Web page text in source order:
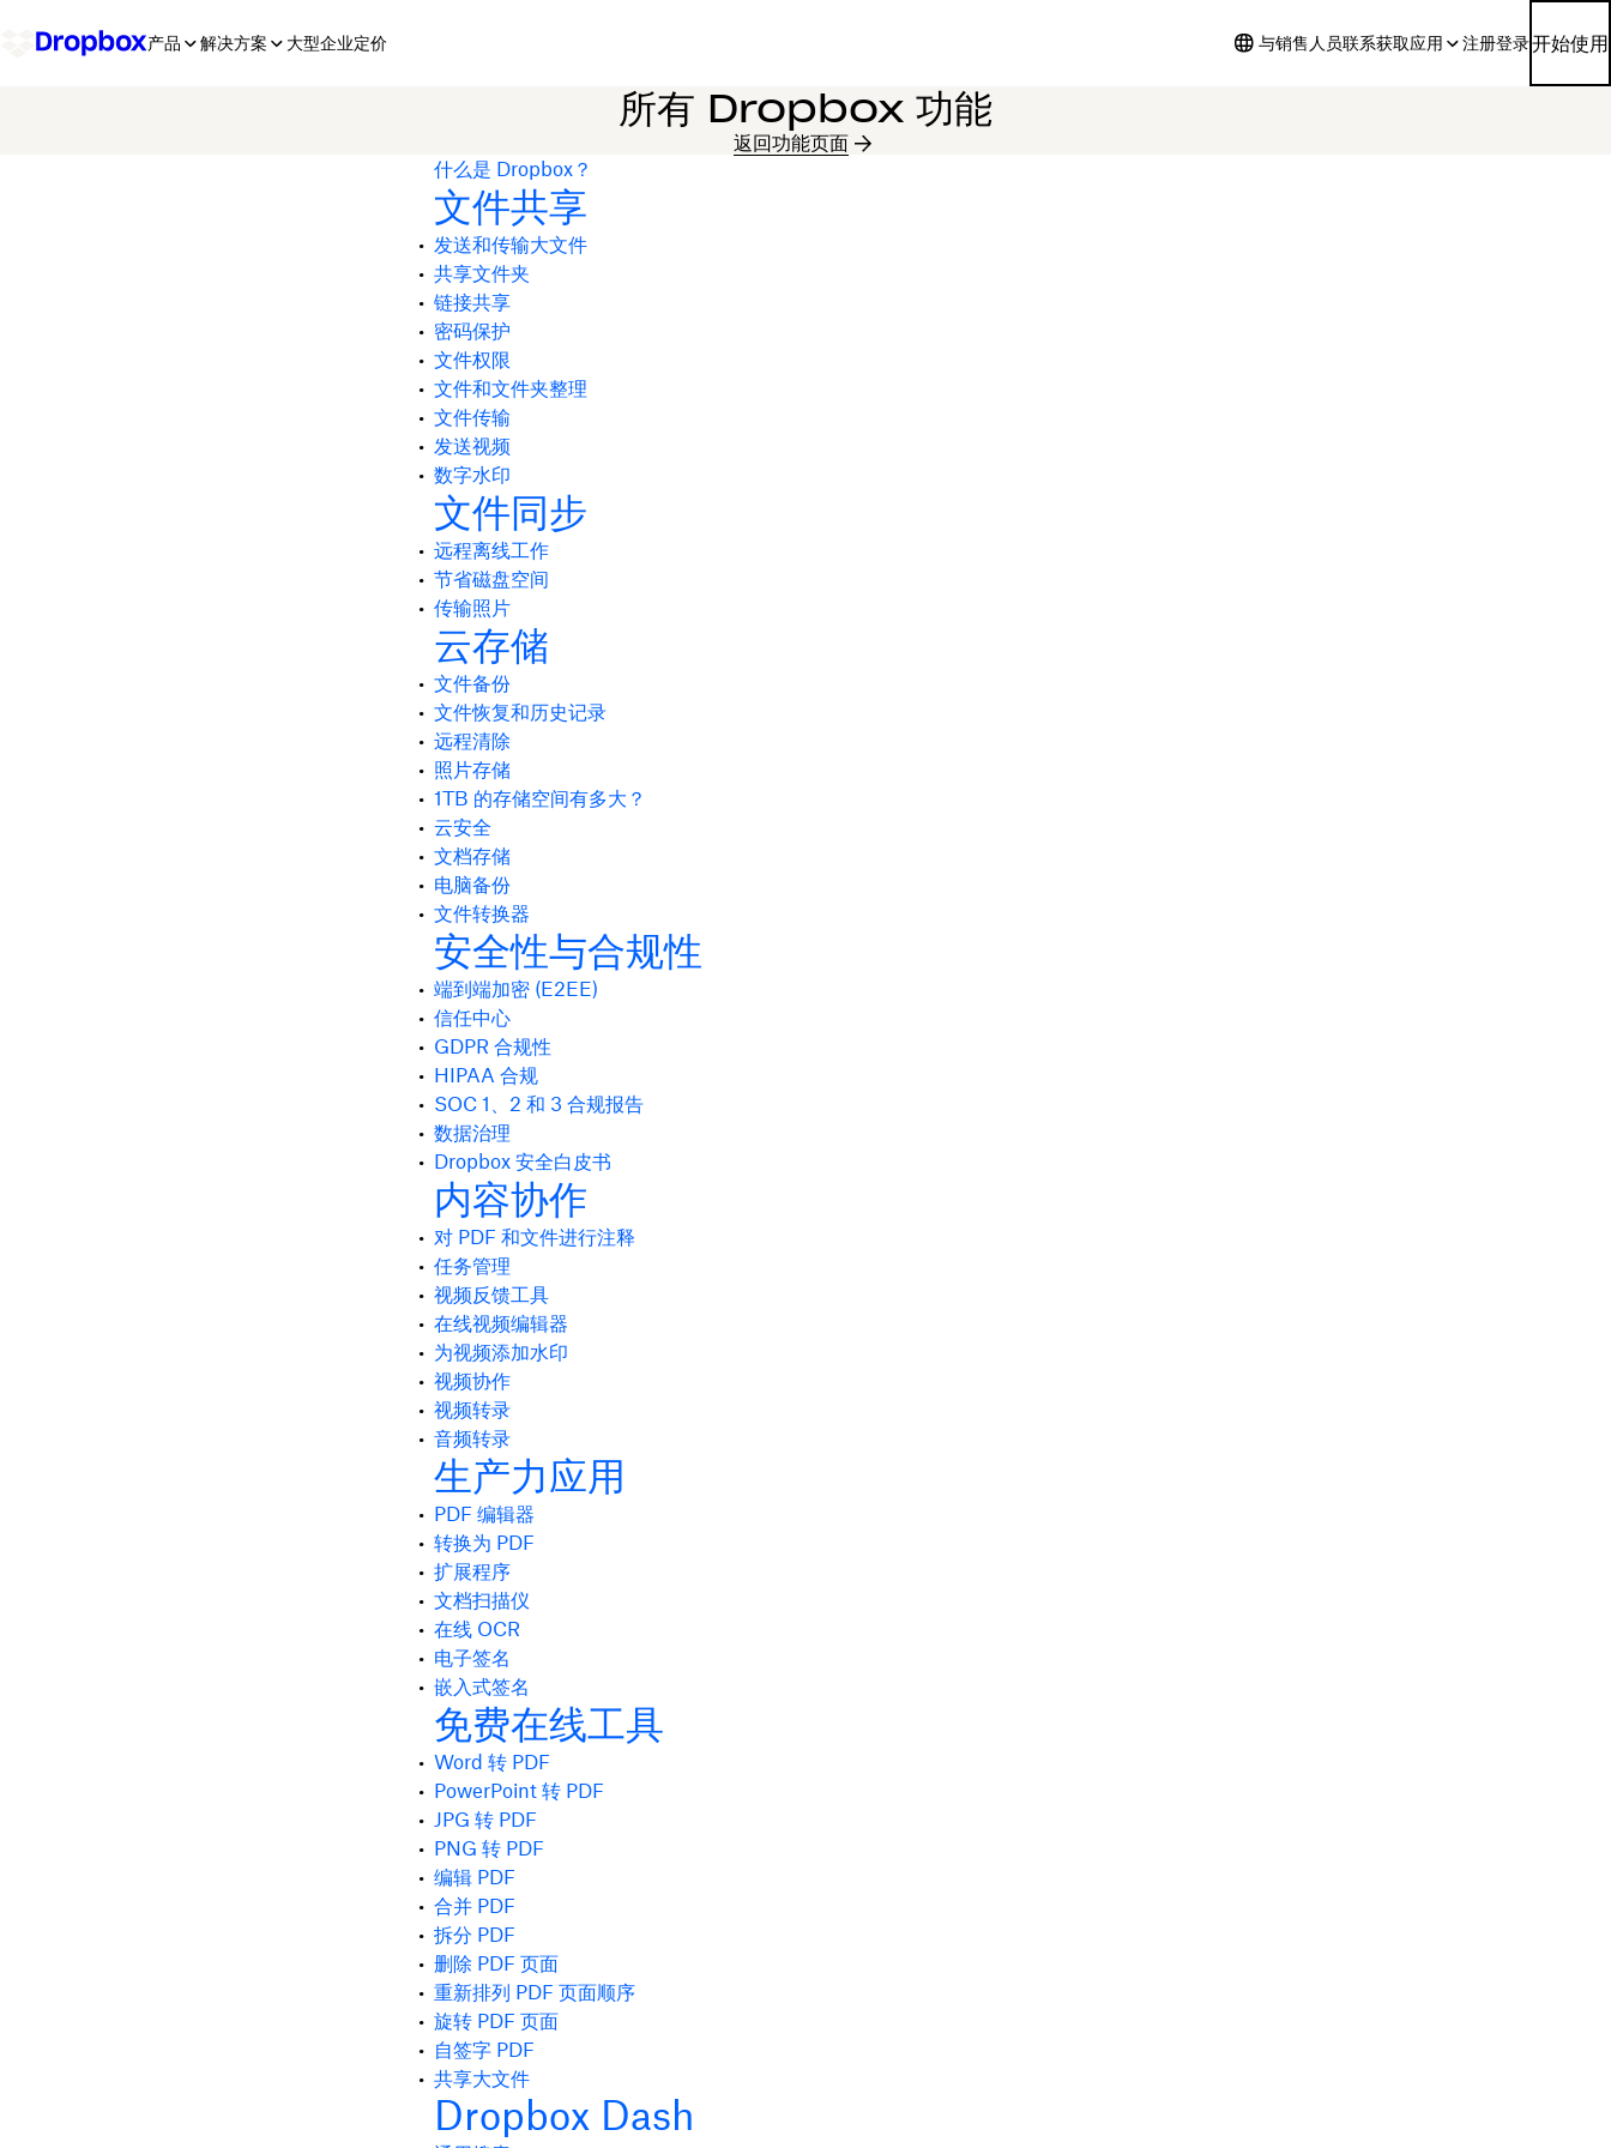
产品 解决方案 大型企业定价 与销售人员联系获取应用 注册登录开始使用
所有 Dropbox 功能
返回功能页面
什么是 Dropbox？
文件共享
发送和传输大文件
共享文件夹
链接共享
密码保护
文件权限
文件和文件夹整理
文件传输
发送视频
数字水印
文件同步
远程离线工作
节省磁盘空间
传输照片
云存储
文件备份
文件恢复和历史记录
远程清除
照片存储
1TB 的存储空间有多大？
云安全
文档存储
电脑备份
文件转换器
安全性与合规性
端到端加密 (E2EE)
信任中心
GDPR 合规性
HIPAA 合规
SOC 1、2 和 3 合规报告
数据治理
Dropbox 安全白皮书
内容协作
对 PDF 和文件进行注释
任务管理
视频反馈工具
在线视频编辑器
为视频添加水印
视频协作
视频转录
音频转录
生产力应用
PDF 编辑器
转换为 PDF
扩展程序
文档扫描仪
在线 OCR
电子签名
嵌入式签名
免费在线工具
Word 转 PDF
PowerPoint 转 PDF
JPG 转 PDF
PNG 转 PDF
编辑 PDF
合并 PDF
拆分 PDF
删除 PDF 页面
重新排列 PDF 页面顺序
旋转 PDF 页面
自签字 PDF
共享大文件
Dropbox Dash